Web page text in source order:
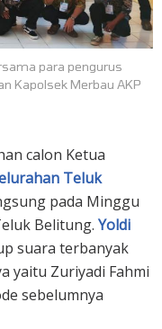
para pengurus
Kapolsek Merbau AKP
calon Ketua
Teluk
pada Minggu
Belitung. Yoldi
suara terbanyak
yaitu Zuriyadi Fahmi
sebelumnya